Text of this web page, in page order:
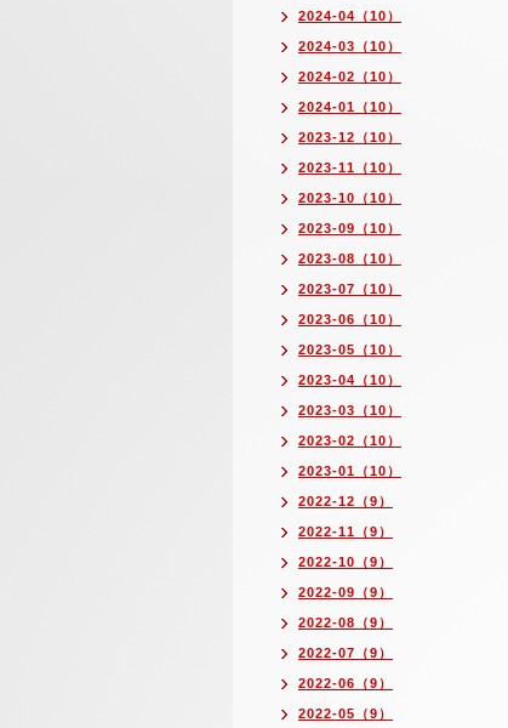
2024-04（10）
2024-03（10）
2024-02（10）
2024-01（10）
2023-12（10）
2023-11（10）
2023-10（10）
2023-09（10）
2023-08（10）
2023-07（10）
2023-06（10）
2023-05（10）
2023-04（10）
2023-03（10）
2023-02（10）
2023-01（10）
2022-12（9）
2022-11（9）
2022-10（9）
2022-09（9）
2022-08（9）
2022-07（9）
2022-06（9）
2022-05（9）